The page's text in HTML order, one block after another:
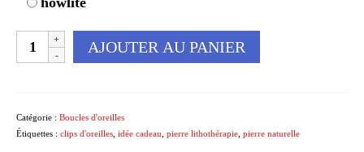
quantité
AJOUTER AU PANIER
Catégorie : Boucles d'oreilles
Étiquettes : clips d'oreilles idée cadeau pierre lithothérapie pierre naturelle